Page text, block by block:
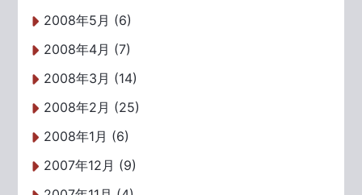
2008年5月 (6)
2008年4月 (7)
2008年3月 (14)
2008年2月 (25)
2008年1月 (6)
2007年12月 (9)